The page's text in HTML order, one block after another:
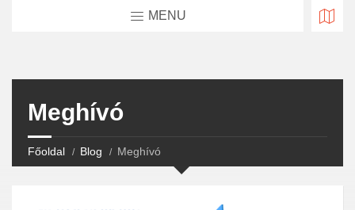
MENU
Meghívó
Főoldal Blog Meghívó